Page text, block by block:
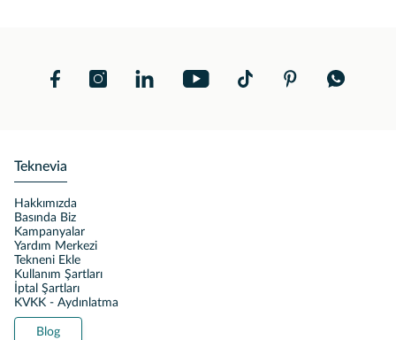
Teknevia
Hakkımızda
Basında Biz
Kampanyalar
Yardım Merkezi
Tekneni Ekle
Kullanım Şartları
İptal Şartları
KVKK - Aydınlatma
Blog